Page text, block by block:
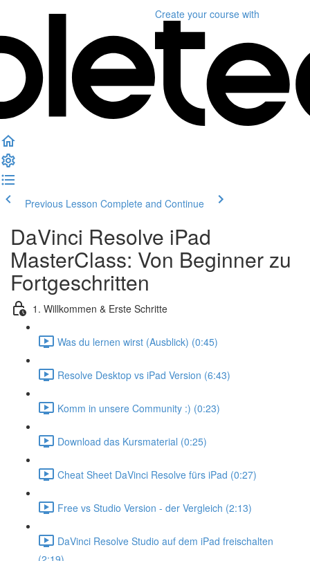
Create your course with
Previous Lesson Complete and Continue
DaVinci Resolve iPad
MasterClass: Von Beginner zu
Fortgeschritten
1. Willkommen & Erste Schritte
Was du lernen wirst (Ausblick) (0:45)
Resolve Desktop vs iPad Version (6:43)
Komm in unsere Community :) (0:23)
Download das Kursmaterial (0:25)
Cheat Sheet DaVinci Resolve fürs iPad (0:27)
Free vs Studio Version - der Vergleich (2:13)
DaVinci Resolve Studio auf dem iPad freischalten